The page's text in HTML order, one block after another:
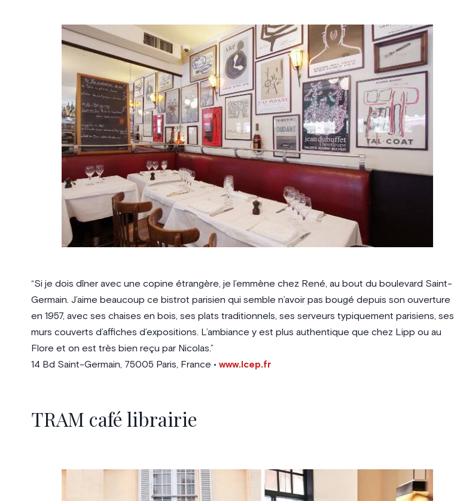
“Si je dois dîner avec une copine étrangère, je l’emmène chez René, au bout du boulevard Saint-
Germain. J’aime beaucoup ce bistrot parisien qui semble n’avoir pas bougé depuis son ouverture
en 1957, avec ses chaises en bois, ses plats traditionnels, ses serveurs typiquement parisiens, ses
murs couverts d’affiches d’expositions. L’ambiance y est plus authentique que chez Lipp ou au
Flore et on est très bien reçu par Nicolas.”
14 Bd Saint-Germain, 75005 Paris, France • www.lcep.fr
TRAM café librairie